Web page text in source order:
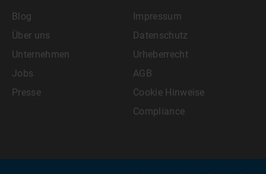
Blog
Über uns
Unternehmen
Jobs
Presse
Impressum
Datenschutz
Urheberrecht
AGB
Cookie Hinweise
Compliance